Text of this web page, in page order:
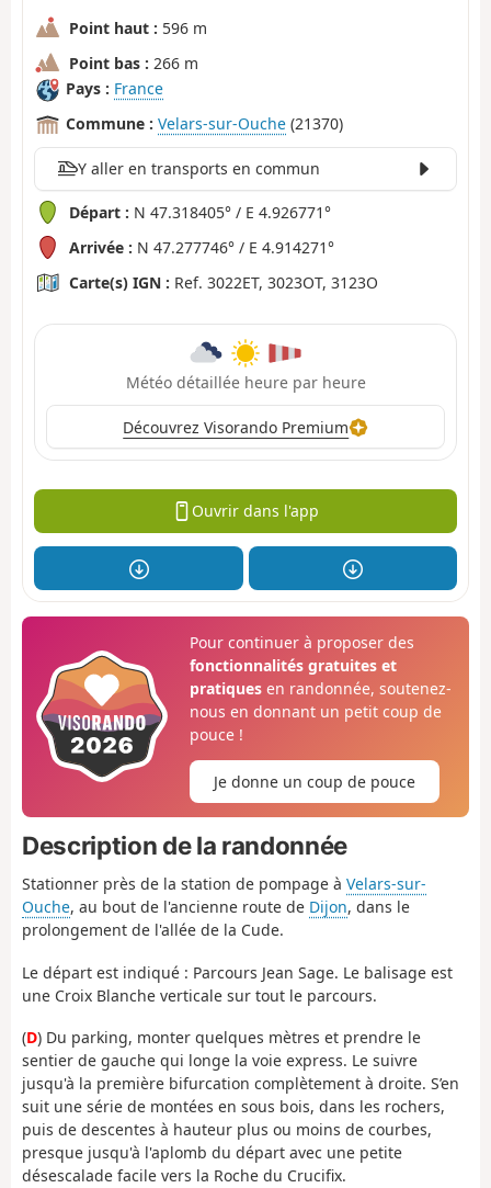
Point haut : 596 m
Point bas : 266 m
Pays : France
Commune : Velars-sur-Ouche (21370)
Y aller en transports en commun
Départ : N 47.318405° / E 4.926771°
Arrivée : N 47.277746° / E 4.914271°
Carte(s) IGN : Ref. 3022ET, 3023OT, 3123O
Météo détaillée heure par heure
Découvrez Visorando Premium
Ouvrir dans l'app
Pour continuer à proposer des
fonctionnalités gratuites et
pratiquesen randonnée, soutenez-
nous en donnant un petit coup de
pouce !
Je donne un coup de pouce
Description de la randonnée
Stationner près de la station de pompage à Velars-sur-
Ouche, au bout de l'ancienne route de Dijon, dans le
prolongement de l'allée de la Cude.
Le départ est indiqué : Parcours Jean Sage. Le balisage est
une Croix Blanche verticale sur tout le parcours.
(D) Du parking, monter quelques mètres et prendre le
sentier de gauche qui longe la voie express. Le suivre
jusqu'à la première bifurcation complètement à droite. S’en
suit une série de montées en sous bois, dans les rochers,
puis de descentes à hauteur plus ou moins de courbes,
presque jusqu'à l'aplomb du départ avec une petite
désescalade facile vers la Roche du Crucifix.